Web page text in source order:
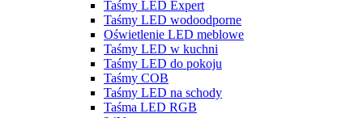
Taśmy LED Expert
Taśmy LED wodoodporne
Oświetlenie LED meblowe
Taśmy LED w kuchni
Taśmy LED do pokoju
Taśmy COB
Taśmy LED na schody
Taśma LED RGB